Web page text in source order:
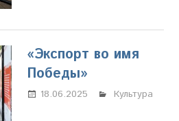
«Экспорт во имя
Победы»
18.06.2025
Настя
Культура